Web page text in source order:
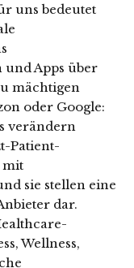
uns bedeutet
und Apps über
mächtigen
oder Google:
verändern
Patient-
mit
sie stellen eine
dar.
Wellness,